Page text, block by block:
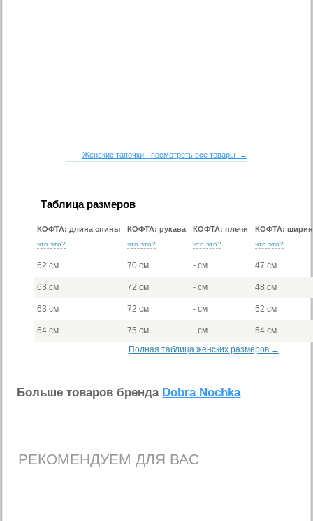
Женские тапочки - посмотреть все товары →
Таблица размеров
КОФТА: длина спины
что это?
КОФТА: рукава
что это?
КОФТА: плечи
что это?
КОФТА:
что это?
62 см 70 см - см 47 см
63 см 72 см - см 48 см
63 см 72 см - см 52 см
64 см 75 см - см
54 см
Полная таблица женских размеров →
Больше товаров бренда Dobra Nochka
РЕКОМЕНДУЕМ ДЛЯ ВАС